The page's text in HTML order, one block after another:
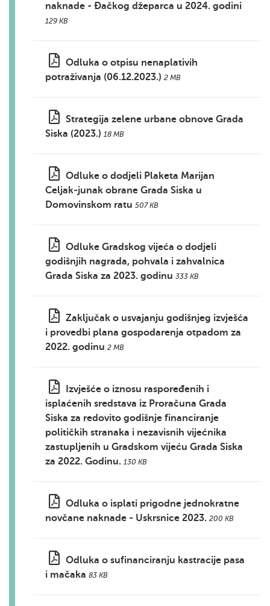
naknade - Đačkog džeparca u 2024. godini
129 KB
Odluka o otpisu nenaplativih
potraživanja (06.12.2023.) 2 MB
Strategija zelene urbane obnove Grada
Siska (2023.) 18 MB
Odluke o dodjeli Plaketa Marijan
Celjak-junak obrane Grada Siska u
Domovinskom ratu 507 KB
Odluke Gradskog vijeća o dodjeli
godišnjih nagrada, pohvala i zahvalnica
Grada Siska za 2023. godinu 333 KB
Zaključak o usvajanju godišnjeg izvješća
i provedbi plana gospodarenja otpadom za
2022. godinu 2 MB
Izvješće o iznosu raspoređenih i
isplaćenih sredstava iz Proračuna Grada
Siska za redovito godišnje financiranje
političkih stranaka i nezavisnih vijećnika
zastupljenih u Gradskom vijeću Grada Siska
za 2022. Godinu. 130 KB
Odluka o isplati prigodne jednokratne
novčane naknade - Uskrsnice 2023. 200 KB
Odluka o sufinanciranju kastracije pasa
i mačaka 83 KB